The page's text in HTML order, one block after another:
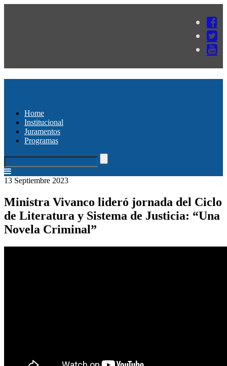
Home
Institucional
Juramentos
Programas
13 Septiembre 2023
Ministra Vivanco lideró jornada del Ciclo
de Literatura y Sistema de Justicia: “Una
Novela Criminal”